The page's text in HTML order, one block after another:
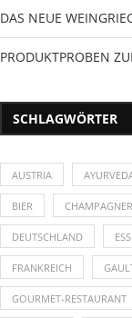
DAS NEUE
PRODUKTPROBEN
SCHLAGWÖRTER
AUSTRIA
BIER CHAMPAGNER
DEUTSCHLAND
FRANKREICH
GOURMET-RESTAURANT